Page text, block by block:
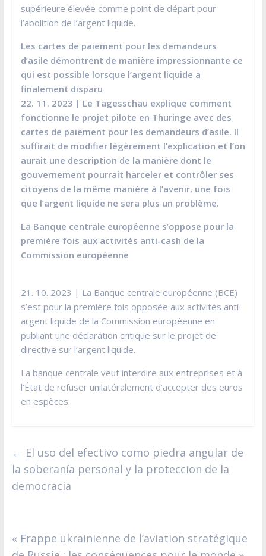
supérieure élevée comme point de départ pour
l’abolition de l’argent liquide.
Les cartes de paiement pour les demandeurs
d’asile démontrent de manière impressionnante ce
qui est possible lorsque l’argent liquide a
finalement disparu
22. 11. 2023 | Le Tagesschau explique comment
fonctionne le projet pilote en Thuringe avec des
cartes de paiement pour les demandeurs d’asile. Il
suffirait de modifier légèrement l’explication et l’on
aurait une description de la manière dont le
gouvernement pourrait harceler et contrôler ses
citoyens de la même manière à l’avenir, une fois
que l’argent liquide ne sera plus un problème.
La Banque centrale européenne s’oppose pour la
première fois aux activités anti-cash de la
Commission européenne
21. 10. 2023 | La Banque centrale européenne (BCE)
s’est pour la première fois opposée aux activités anti-
argent liquide de la Commission européenne en
publiant une déclaration critique sur le projet de
directive sur l’argent liquide.
La banque centrale veut interdire aux entreprises et à
l’État de refuser unilatéralement d’accepter des euros
en espèces.
← El uso del efectivo como piedra angular de
la soberanía personal y la proteccion de la
democracia
« Frappe ukrainienne de l’aviation stratégique